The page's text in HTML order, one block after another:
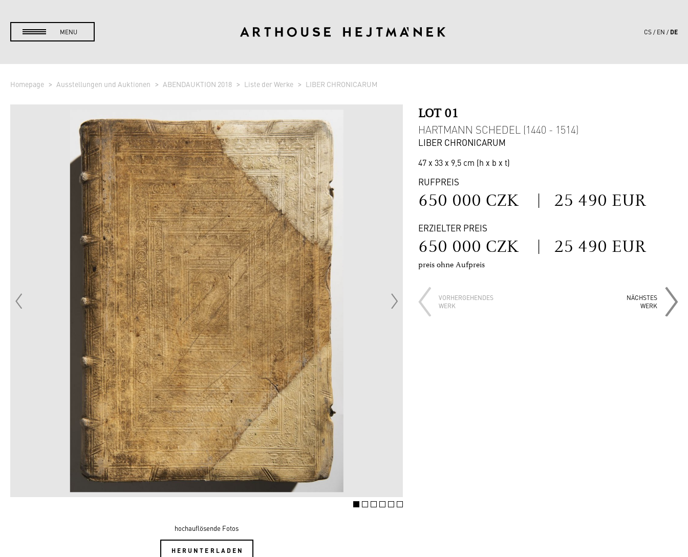
MENU CS EN DE
Homepage Ausstellungen und Auktionen ABENDAUKTION 2018 Liste der Werke LIBER CHRONICARUM
hochauflösende Fotos
HERUNTERLADEN
LOT 01
HARTMANN SCHEDEL (1440 - 1514)
LIBER CHRONICARUM
47 x 33 x 9,5 cm (h x b x t)
RUFPREIS
650 000 CZK | 25 490 EUR
ERZIELTER PREIS
650 000 CZK | 25 490 EUR
preis ohne Aufpreis
VORHERGEHENDES
WERK
NÄCHSTES
WERK